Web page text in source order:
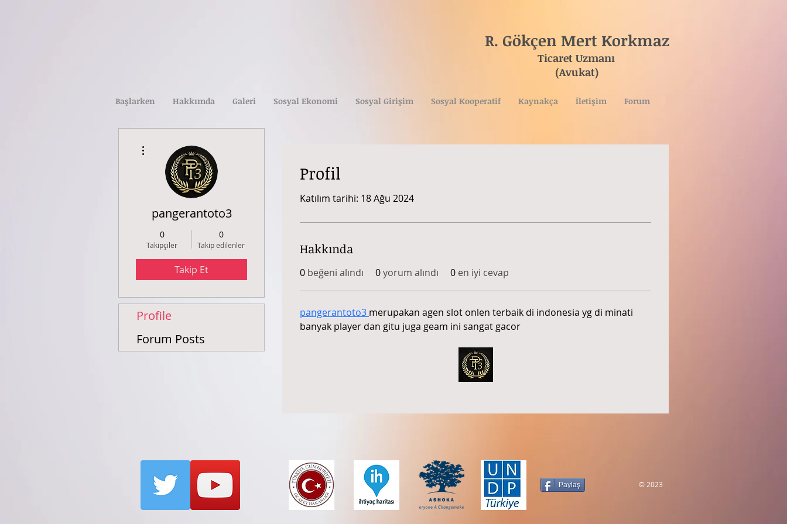
R. Gökçen Mert Korkmaz
Ticaret Uzmanı
(Avukat)
Başlarken Hakkımda Galeri Sosyal Ekonomi Sosyal Girişim Sosyal Kooperatif Kaynakça İletişim Forum
Profil
Katılım tarihi: 18 Ağu 2024
Hakkında
0 beğeni alındı 0yorum alındı 0 en iyi cevap
pangerantoto3 merupakan agen slot onlen terbaik di indonesia yg di minati
banyak player dan gitu juga geam ini sangat gacor
pangerantoto3
0
Takipçiler
0
Takip edilenler
Takip Et
Profile
Forum Posts
© 2023
Paylaş